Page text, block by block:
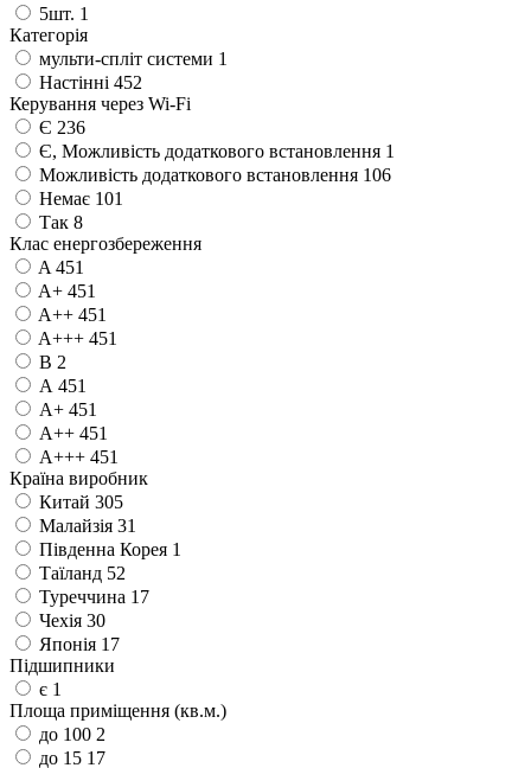
5шт. 1
Категорія
мульти-спліт системи 1
Настінні 452
Керування через Wi-Fi
Є 236
Є, Можливість додаткового встановлення 1
Можливість додаткового встановлення 106
Немає 101
Так 8
Клас енергозбереження
A 451
A+ 451
A++ 451
A+++ 451
B 2
А 451
А+ 451
А++ 451
А+++ 451
Країна виробник
Китай 305
Малайзія 31
Південна Корея 1
Таїланд 52
Туреччина 17
Чехія 30
Японія 17
Підшипники
є 1
Площа приміщення (кв.м.)
до 100 2
до 15 17